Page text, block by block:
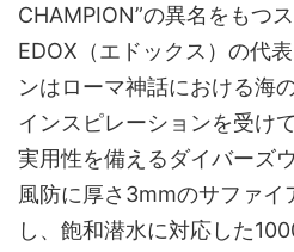
CHAMPION”の異名をもつ
EDOX（エドックス）の代
ンはローマ神話における海
インスピレーションを受け
実用性を備えるダイバーズ
風防に厚さ3mmのサファイ
し、飽和潜水に対応した